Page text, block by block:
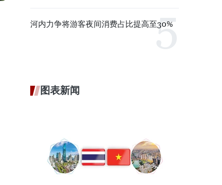
河内力争将游客夜间消费占比提高至30%
图表新闻